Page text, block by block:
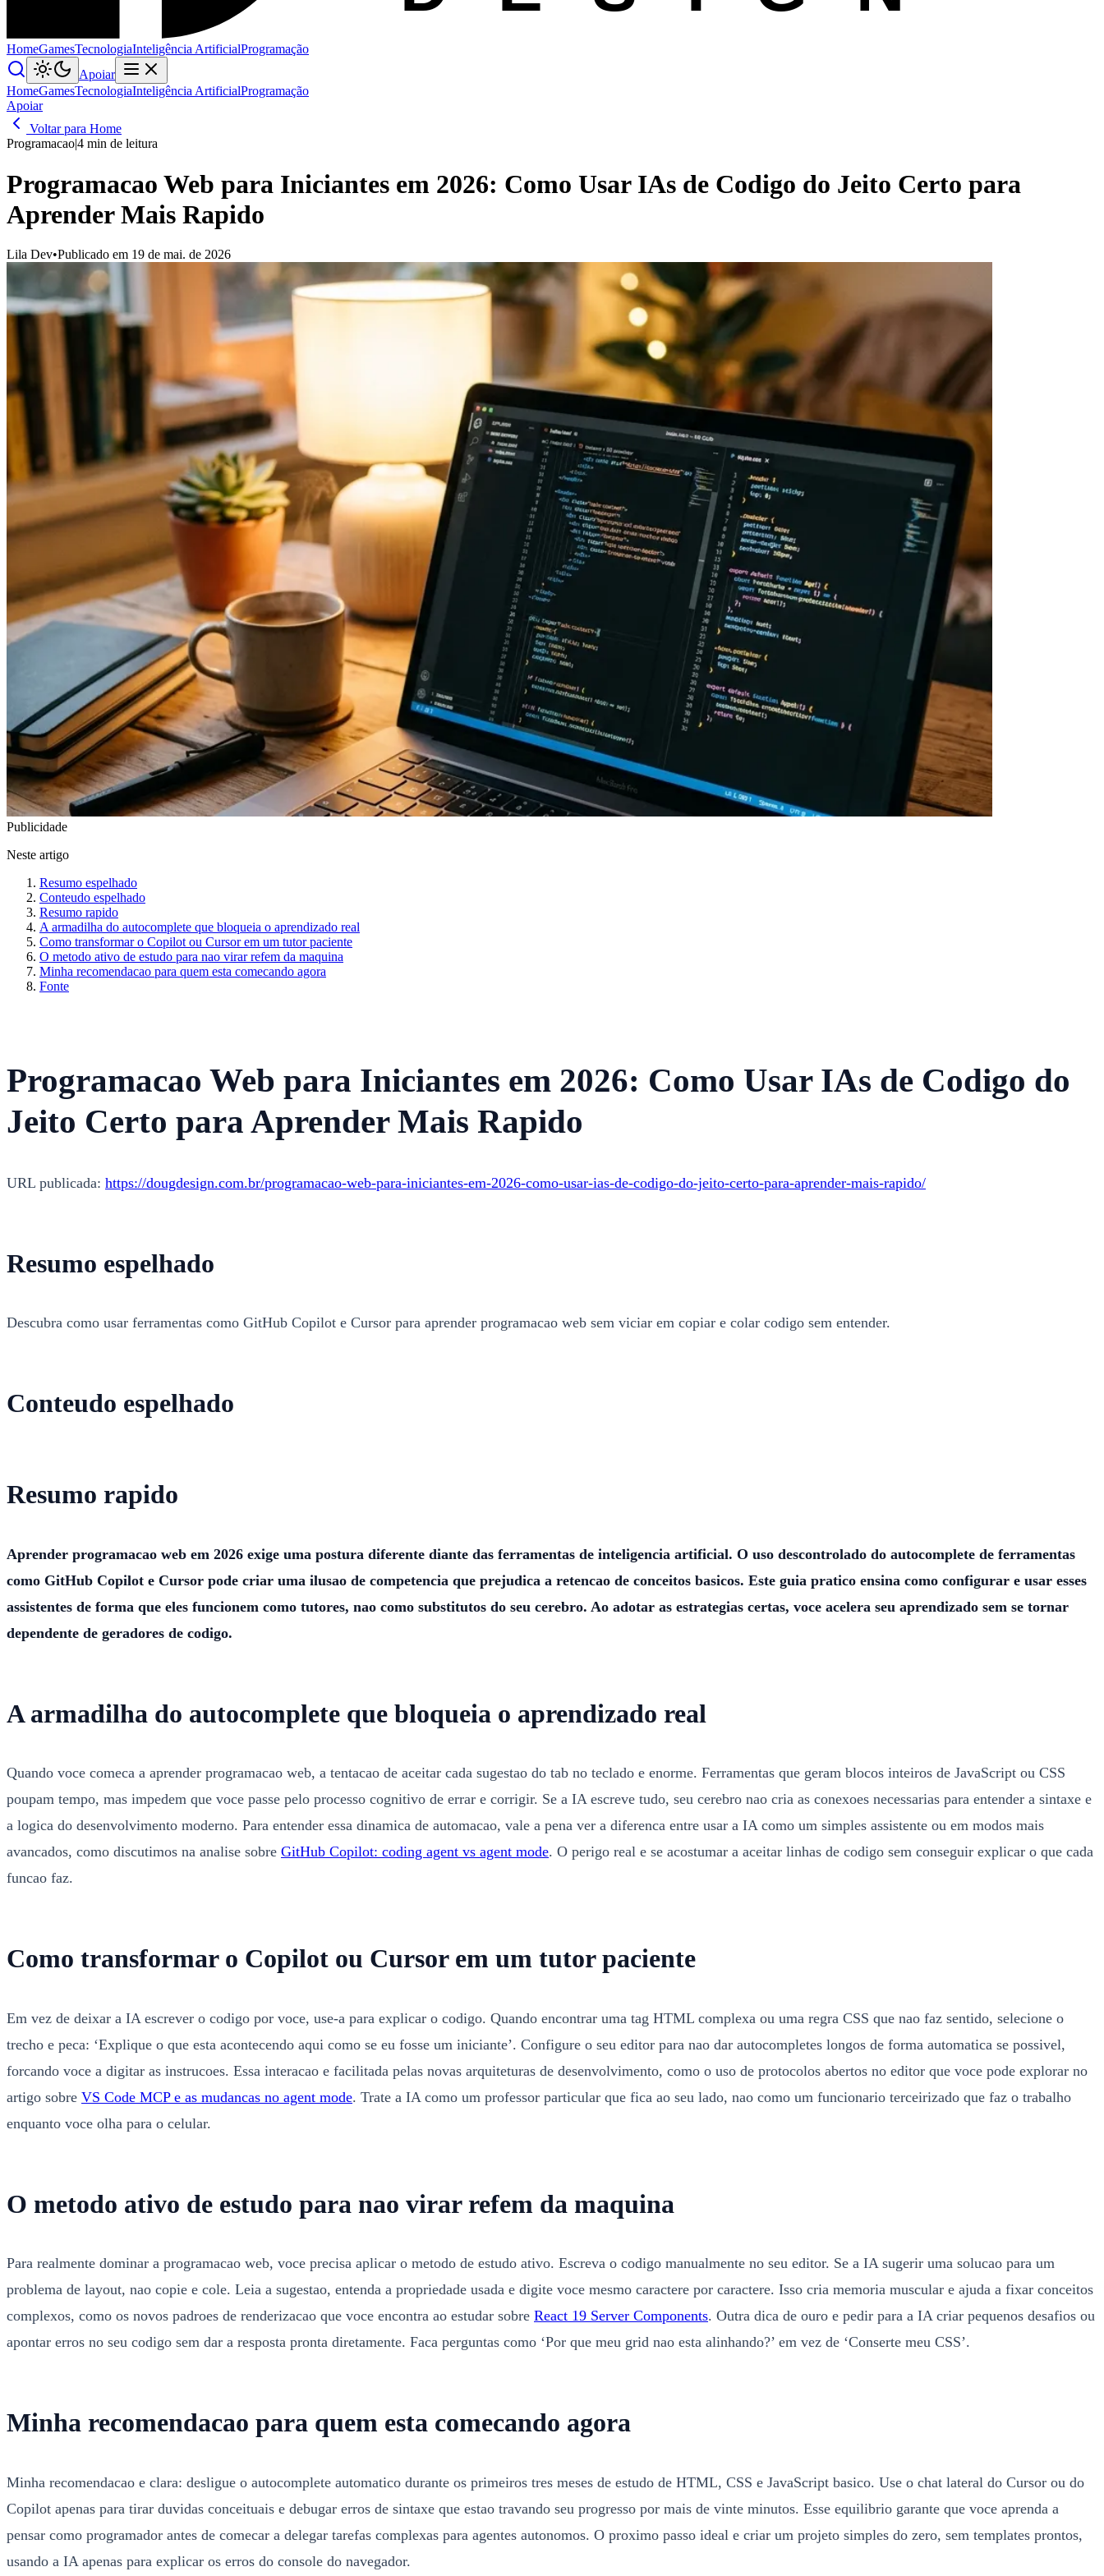
HomeGamesTecnologiaInteligência ArtificialProgramação
Apoiar
HomeGamesTecnologiaInteligência ArtificialProgramação
Apoiar
Voltar para Home
Programacao|4 min de leitura
Programacao Web para Iniciantes em 2026: Como Usar IAs de Codigo do Jeito Certo para
Aprender Mais Rapido
Lila Dev•Publicado em 19 de mai. de 2026
Publicidade
Neste artigo
Resumo espelhado
Conteudo espelhado
Resumo rapido
A armadilha do autocomplete que bloqueia o aprendizado real
Como transformar o Copilot ou Cursor em um tutor paciente
O metodo ativo de estudo para nao virar refem da maquina
Minha recomendacao para quem esta comecando agora
Fonte
Programacao Web para Iniciantes em 2026: Como Usar IAs de Codigo do
Jeito Certo para Aprender Mais Rapido
URL publicada: https://dougdesign.com.br/programacao-web-para-iniciantes-em-2026-como-usar-ias-de-codigo-do-jeito-certo-para-aprender-mais-rapido/
Resumo espelhado
Descubra como usar ferramentas como GitHub Copilot e Cursor para aprender programacao web sem viciar em copiar e colar codigo sem entender.
Conteudo espelhado
Resumo rapido
Aprender programacao web em 2026 exige uma postura diferente diante das ferramentas de inteligencia artificial. O uso descontrolado do autocomplete de ferramentas
como GitHub Copilot e Cursor pode criar uma ilusao de competencia que prejudica a retencao de conceitos basicos. Este guia pratico ensina como configurar e usar esses
assistentes de forma que eles funcionem como tutores, nao como substitutos do seu cerebro. Ao adotar as estrategias certas, voce acelera seu aprendizado sem se tornar
dependente de geradores de codigo.
A armadilha do autocomplete que bloqueia o aprendizado real
Quando voce comeca a aprender programacao web, a tentacao de aceitar cada sugestao do tab no teclado e enorme. Ferramentas que geram blocos inteiros de JavaScript ou CSS
poupam tempo, mas impedem que voce passe pelo processo cognitivo de errar e corrigir. Se a IA escreve tudo, seu cerebro nao cria as conexoes necessarias para entender a sintaxe e
a logica do desenvolvimento moderno. Para entender essa dinamica de automacao, vale a pena ver a diferenca entre usar a IA como um simples assistente ou em modos mais
avancados, como discutimos na analise sobre GitHub Copilot: coding agent vs agent mode. O perigo real e se acostumar a aceitar linhas de codigo sem conseguir explicar o que cada
funcao faz.
Como transformar o Copilot ou Cursor em um tutor paciente
Em vez de deixar a IA escrever o codigo por voce, use-a para explicar o codigo. Quando encontrar uma tag HTML complexa ou uma regra CSS que nao faz sentido, selecione o
trecho e peca: ‘Explique o que esta acontecendo aqui como se eu fosse um iniciante’. Configure o seu editor para nao dar autocompletes longos de forma automatica se possivel,
forcando voce a digitar as instrucoes. Essa interacao e facilitada pelas novas arquiteturas de desenvolvimento, como o uso de protocolos abertos no editor que voce pode explorar no
artigo sobre VS Code MCP e as mudancas no agent mode. Trate a IA como um professor particular que fica ao seu lado, nao como um funcionario terceirizado que faz o trabalho
enquanto voce olha para o celular.
O metodo ativo de estudo para nao virar refem da maquina
Para realmente dominar a programacao web, voce precisa aplicar o metodo de estudo ativo. Escreva o codigo manualmente no seu editor. Se a IA sugerir uma solucao para um
problema de layout, nao copie e cole. Leia a sugestao, entenda a propriedade usada e digite voce mesmo caractere por caractere. Isso cria memoria muscular e ajuda a fixar conceitos
complexos, como os novos padroes de renderizacao que voce encontra ao estudar sobre React 19 Server Components. Outra dica de ouro e pedir para a IA criar pequenos desafios ou
apontar erros no seu codigo sem dar a resposta pronta diretamente. Faca perguntas como ‘Por que meu grid nao esta alinhando?’ em vez de ‘Conserte meu CSS’.
Minha recomendacao para quem esta comecando agora
Minha recomendacao e clara: desligue o autocomplete automatico durante os primeiros tres meses de estudo de HTML, CSS e JavaScript basico. Use o chat lateral do Cursor ou do
Copilot apenas para tirar duvidas conceituais e debugar erros de sintaxe que estao travando seu progresso por mais de vinte minutos. Esse equilibrio garante que voce aprenda a
pensar como programador antes de comecar a delegar tarefas complexas para agentes autonomos. O proximo passo ideal e criar um projeto simples do zero, sem templates prontos,
usando a IA apenas para explicar os erros do console do navegador.